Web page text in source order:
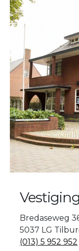
Bredaseweg
5037 LG
(013) 5 952 952